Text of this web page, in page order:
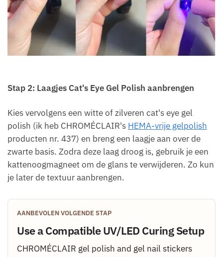
Stap 2: Laagjes Cat's Eye Gel Polish aanbrengen
Kies vervolgens een witte of zilveren cat's eye gel
polish (ik heb CHROMÉCLAIR's HEMA-vrije gelpolish
producten nr. 437) en breng een laagje aan over de
zwarte basis. Zodra deze laag droog is, gebruik je een
kattenoogmagneet om de glans te verwijderen. Zo kun
je later de textuur aanbrengen.
AANBEVOLEN VOLGENDE STAP
Use a Compatible UV/LED Curing Setup
CHROMÉCLAIR gel polish and gel nail stickers